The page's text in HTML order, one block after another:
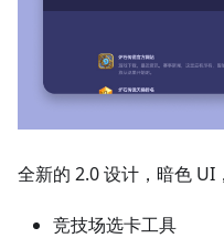
全新的 2.0 设计，暗色 UI
竞技场选卡工具